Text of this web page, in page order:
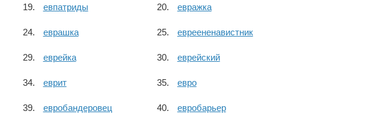
евпатриды евражка
еврашка евреененавистник
еврейка еврейский
еврит евро
евробандеровец евробарьер